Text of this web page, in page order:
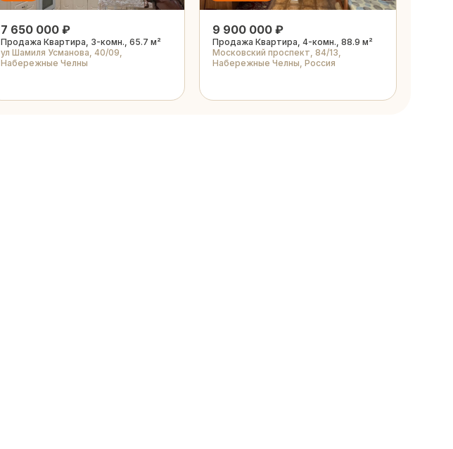
7 650 000 ₽
Продажа Квартира, 3-комн., 65.7 м²
ул Шамиля Усманова, 40/09,
Набережные Челны
9 900 000 ₽
Продажа Квартира, 4-комн., 88.9 м²
Московский проспект, 84/13,
Набережные Челны, Россия